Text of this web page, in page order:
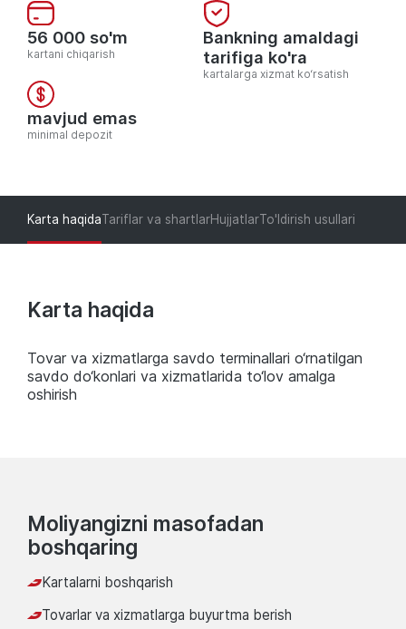
56 000 so'm
kartani chiqarish
Bankning amaldagi
tarifiga ko'ra
kartalarga xizmat ko‘rsatish
mavjud emas
minimal depozit
Karta haqidaTariflar va shartlarHujjatlarTo'ldirish usullari
Karta haqida
Tovar va xizmatlarga savdo terminallari o‘rnatilgan
savdo do‘konlari va xizmatlarida to‘lov amalga
oshirish
Moliyangizni masofadan
boshqaring
Kartalarni boshqarish
Tovarlar va xizmatlarga buyurtma berish